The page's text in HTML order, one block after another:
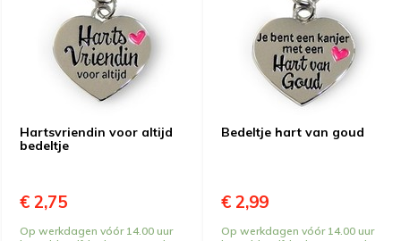
Hartsvriendin voor altijd
bedeltje
€ 2,75
Op werkdagen vóór 14.00 uur
Bedeltje hart van goud
€ 2,99
Op werkdagen vóór 14.00 uur